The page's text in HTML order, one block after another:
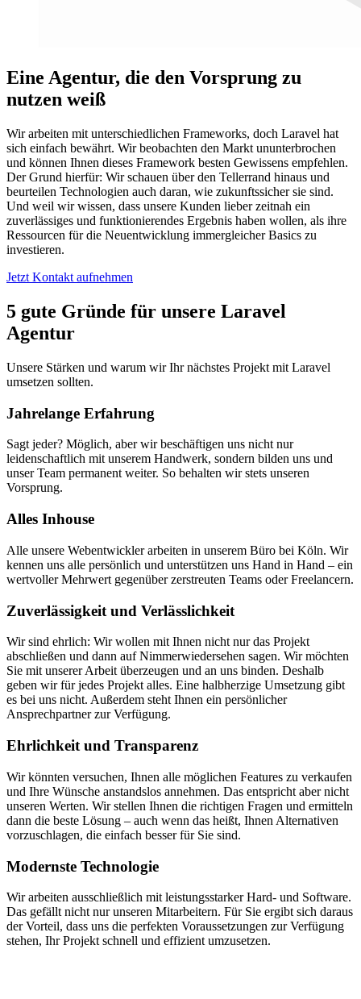
Eine Agentur, die den Vorsprung zu
nutzen weiß
Wir arbeiten mit unterschiedlichen Frameworks, doch Laravel hat
sich einfach bewährt. Wir beobachten den Markt ununterbrochen
und können Ihnen dieses Framework besten Gewissens empfehlen.
Der Grund hierfür: Wir schauen über den Tellerrand hinaus und
beurteilen Technologien auch daran, wie zukunftssicher sie sind.
Und weil wir wissen, dass unsere Kunden lieber zeitnah ein
zuverlässiges und funktionierendes Ergebnis haben wollen, als ihre
Ressourcen für die Neuentwicklung immergleicher Basics zu
investieren.
Jetzt Kontakt aufnehmen
5 gute Gründe für unsere Laravel
Agentur
Unsere Stärken und warum wir Ihr nächstes Projekt mit Laravel
umsetzen sollten.
Jahrelange Erfahrung
Sagt jeder? Möglich, aber wir beschäftigen uns nicht nur
leidenschaftlich mit unserem Handwerk, sondern bilden uns und
unser Team permanent weiter. So behalten wir stets unseren
Vorsprung.
Alles Inhouse
Alle unsere Webentwickler arbeiten in unserem Büro bei Köln. Wir
kennen uns alle persönlich und unterstützen uns Hand in Hand – ein
wertvoller Mehrwert gegenüber zerstreuten Teams oder Freelancern.
Zuverlässigkeit und Verlässlichkeit
Wir sind ehrlich: Wir wollen mit Ihnen nicht nur das Projekt
abschließen und dann auf Nimmerwiedersehen sagen. Wir möchten
Sie mit unserer Arbeit überzeugen und an uns binden. Deshalb
geben wir für jedes Projekt alles. Eine halbherzige Umsetzung gibt
es bei uns nicht. Außerdem steht Ihnen ein persönlicher
Ansprechpartner zur Verfügung.
Ehrlichkeit und Transparenz
Wir könnten versuchen, Ihnen alle möglichen Features zu verkaufen
und Ihre Wünsche anstandslos annehmen. Das entspricht aber nicht
unseren Werten. Wir stellen Ihnen die richtigen Fragen und ermitteln
dann die beste Lösung – auch wenn das heißt, Ihnen Alternativen
vorzuschlagen, die einfach besser für Sie sind.
Modernste Technologie
Wir arbeiten ausschließlich mit leistungsstarker Hard- und Software.
Das gefällt nicht nur unseren Mitarbeitern. Für Sie ergibt sich daraus
der Vorteil, dass uns die perfekten Voraussetzungen zur Verfügung
stehen, Ihr Projekt schnell und effizient umzusetzen.